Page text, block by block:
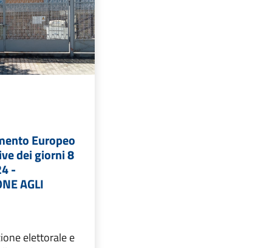
Europeo
dei giorni 8
-
AGLI
elettorale e